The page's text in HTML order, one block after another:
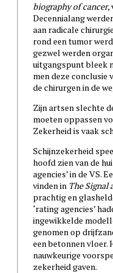
biography of cancer,
Decennialang
aan radicale
rond een tumor
gezwel werden
uitgangspunt bleek
men deze
de chirurgen in de
Zijn artsen slechte
moeten oppassen
Zekerheid is vaak
Schijnzekerheid
hoofd zien van de
agencies’ in de VS.
vinden in The Signal
prachtig en
‘rating agencies’
ingewikkelde
genomen op
een betonnen vloer.
nauwkeurige
zekerheid gaven.